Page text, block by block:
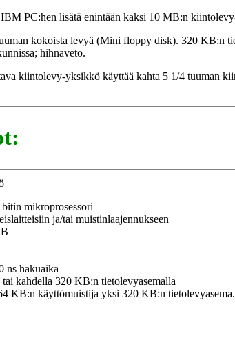
PC:hen lisätä enintään kaksi 10 MB:n
kokoista levyä (Mini floppy disk). 320 KB:n
hihnaveto.
kiintolevy-yksikkö käyttää kahta 5 1/4 tuuman
mikroprosessori
ja/tai muistinlaajennukseen
ns hakuaika
tai kahdella 320 KB:n tietolevyasemalla
KB:n käyttömuistija yksi 320 KB:n tietolevyasema.